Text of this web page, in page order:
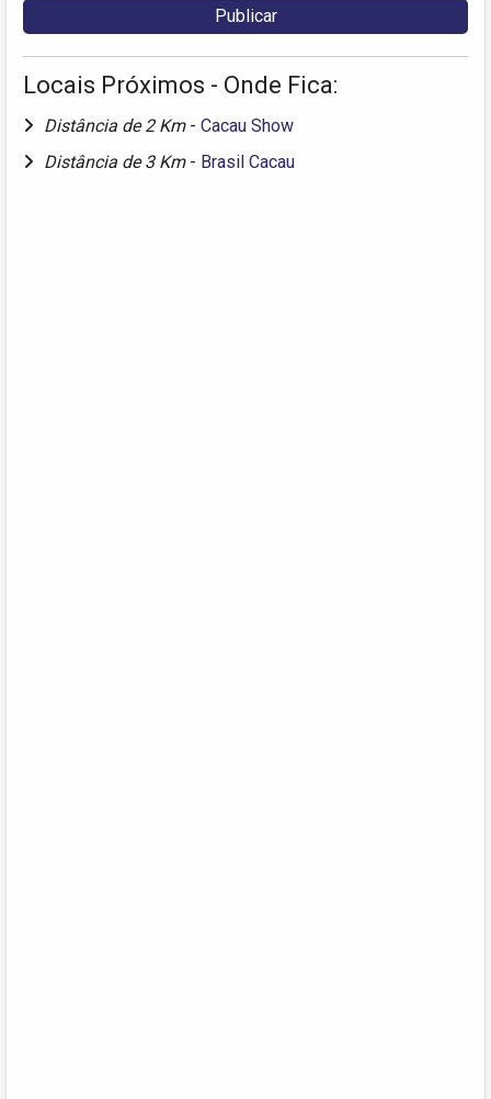
Locais Próximos - Onde Fica:
Distância de 2 Km - Cacau Show
Distância de 3 Km - Brasil Cacau